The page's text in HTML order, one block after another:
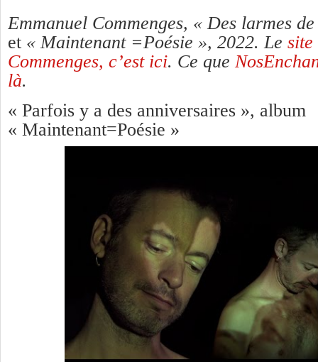
Emmanuel Commenges, « Des larmes
et « Maintenant =Poésie », 2022. Le site
Commenges, c’est ici. Ce que
là.
« Parfois y a des anniversaires », album
« Maintenant=Poésie »